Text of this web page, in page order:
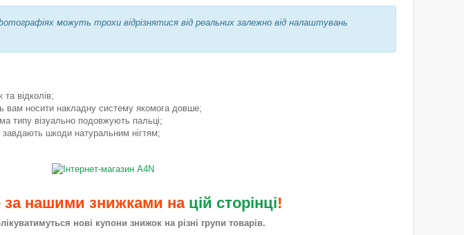
можуть трохи відрізнятися від реальних залежно від налаштувань
відколів;
вам носити накладну систему якомога довше;
типу візуально подовжують пальці;
завдають шкоди натуральним нігтям;
за нашими знижками на цій сторінці!
нові купони знижок на різні групи товарів.